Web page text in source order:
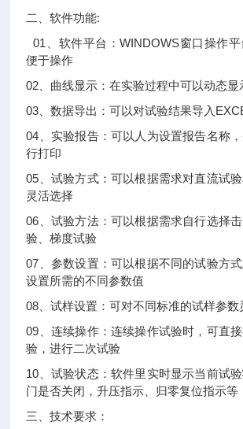
二、软件功能:
01、软件平台：WINDOWS窗口操作平
便于操作
02、曲线显示：在实验过程中可以动态显
03、数据导出：可以对试验结果导入
04、实验报告：可以人为设置报告名称
行打印
05、试验方式：可以根据需求对直流试
灵活选择
06、试验方法：可以根据需求自行选择
验、梯度试验
07、参数设置：可以根据不同的试验方
设置所需的不同参数值
08、试样设置：可对不同标准的试样参数
09、连续操作：连续操作试验时，可直
验，进行二次试验
10、试验状态：软件里实时显示当前试
门是否关闭，升压指示、归零复位指示等
三、技术要求：